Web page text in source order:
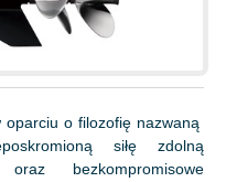
oparciu o filozofię nazwaną
siłę zdolną
oraz bezkompromisowe